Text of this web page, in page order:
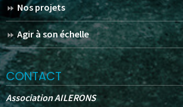
Nos projets
Agir à son échelle
CONTACT
Association AILERONS